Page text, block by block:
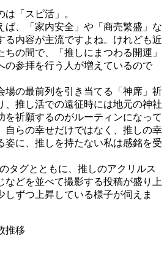
「スピ活」。
ば、「家内安全」や「商売繁盛」な
る内容が主流ですよね。けれども近
の間で、「推しにまつわる開運」
の参拝を行う人が増えているので
場の最前列を引き当てる「神席」祈
、推し活での遠征時には地元の神社
を祈願するのがルーティンになって
自らの幸せだけではなく、推しの幸
姿に、推しを持たない私は感銘を受
タグとともに、推しのアクリルス
などを並べて撮影する投稿が盛り上
しずつ上昇している様子が伺えま
推移